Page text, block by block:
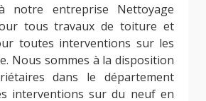
notre entreprise Nettoyage
tous travaux de toiture et
toutes interventions sur les
Nous sommes à la disposition
dans le département
interventions sur du neuf en